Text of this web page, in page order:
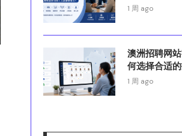
1 周 ago
澳洲招聘网
何选择合适
1 周 ago